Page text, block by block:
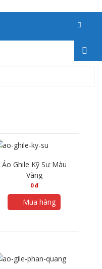
Áo Ghile Kỹ Sư Màu
Vàng
0đ
Mua hàng